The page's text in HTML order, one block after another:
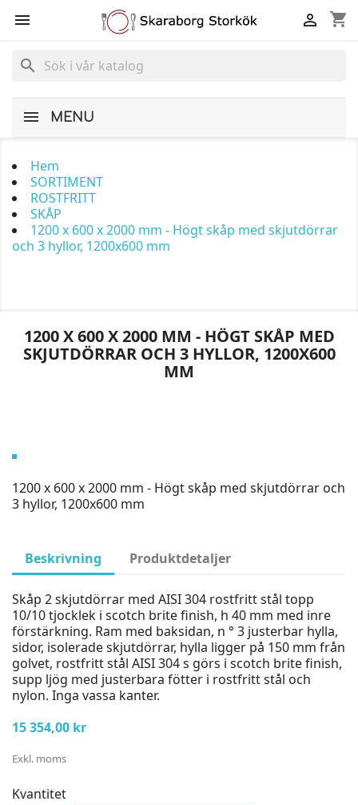
 shopping_cart

search
MENU
Hem
SORTIMENT
ROSTFRITT
SKÅP
1200 x 600 x 2000 mm - Högt skåp med skjutdörrar
och 3 hyllor, 1200x600 mm
1200 X 600 X 2000 MM - HÖGT SKÅP MED
SKJUTDÖRRAR OCH 3 HYLLOR, 1200X600
MM
1200 x 600 x 2000 mm - Högt skåp med skjutdörrar och
3 hyllor, 1200x600 mm
Beskrivning Produktdetaljer
Skåp 2 skjutdörrar med AISI 304 rostfritt stål topp
10/10 tjocklek i scotch brite finish, h 40 mm med inre
förstärkning. Ram med baksidan, n ° 3 justerbar hylla,
sidor, isolerade skjutdörrar, hylla ligger på 150 mm från
golvet, rostfritt stål AISI 304 s görs i scotch brite finish,
supp ljög med justerbara fötter i rostfritt stål och
nylon. Inga vassa kanter.
15 354,00 kr
Exkl. moms
Kvantitet